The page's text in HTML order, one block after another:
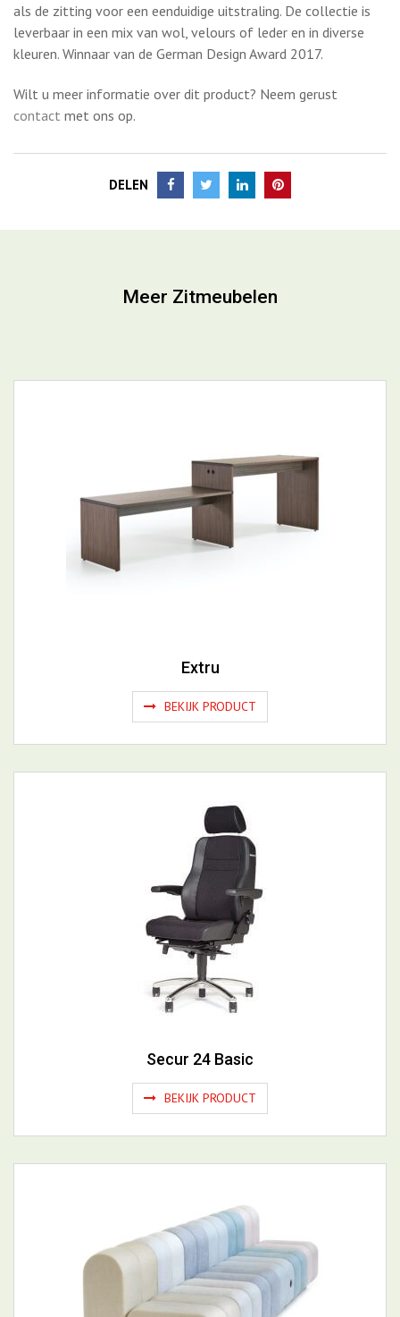
als de zitting voor een eenduidige uitstraling. De collectie is
leverbaar in een mix van wol, velours of leder en in diverse
kleuren. Winnaar van de German Design Award 2017.
Wilt u meer informatie over dit product? Neem gerust
contact met ons op.
DELEN
Meer Zitmeubelen
Extru
BEKIJK PRODUCT
Secur 24 Basic
BEKIJK PRODUCT